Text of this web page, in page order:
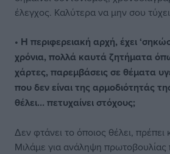
έλεγχος. Καλύτερα να μην σου
• Η περιφερειακή αρχή, έχει
χρόνια, πολλά καυτά ζητήματα
χάρτες, παρεμβάσεις σε θέματα
που δεν είναι της αρμοδιότητάς
θέλει… πετυχαίνει στόχους;
Δεν φτάνει το όποιος θέλει, πρέπει
Μιλάμε για ανάληψη